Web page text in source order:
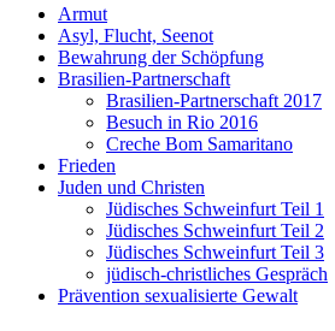
Armut
Asyl, Flucht, Seenot
Bewahrung der Schöpfung
Brasilien-Partnerschaft
Brasilien-Partnerschaft 2017
Besuch in Rio 2016
Creche Bom Samaritano
Frieden
Juden und Christen
Jüdisches Schweinfurt Teil 1
Jüdisches Schweinfurt Teil 2
Jüdisches Schweinfurt Teil 3
jüdisch-christliches Gespräch
Prävention sexualisierte Gewalt